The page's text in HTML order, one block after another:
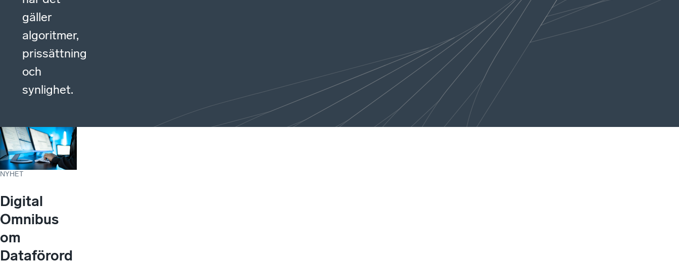
gäller
algoritmer,
prissättning
och
synlighet.
NYHET
Digital
Omnibus
om
Dataförord